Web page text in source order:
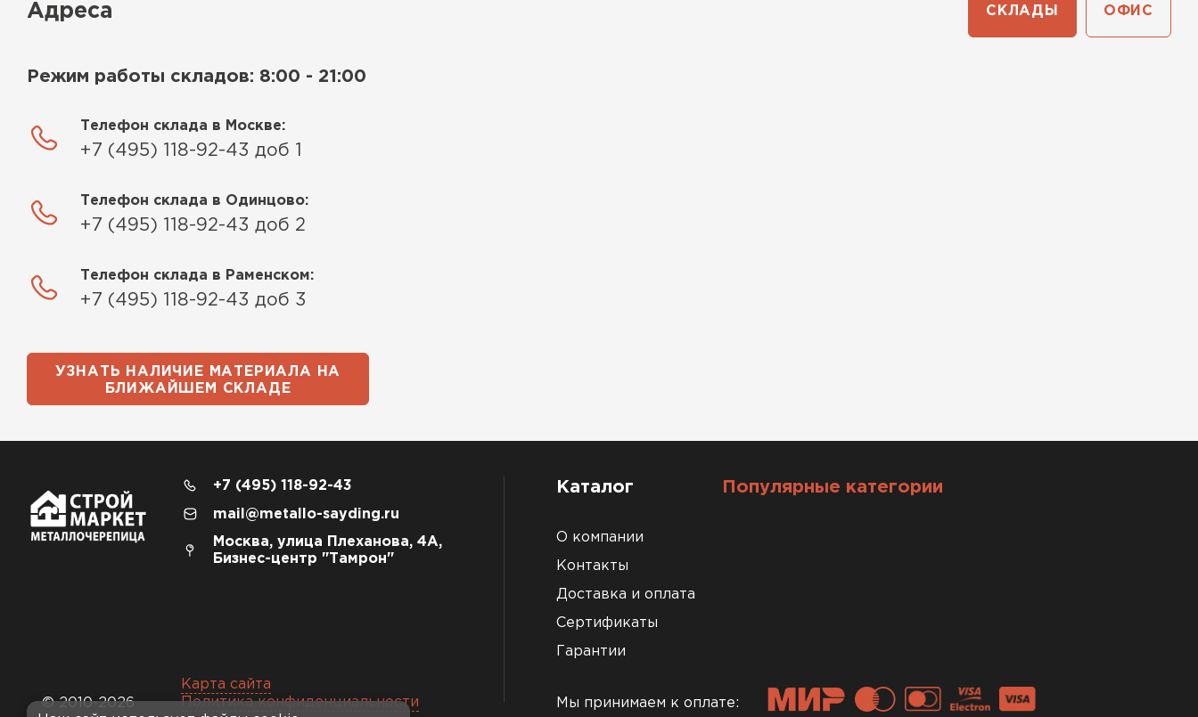
Адреса СКЛАДЫ ОФИС
Режим работы складов: 8:00 - 21:00
Телефон склада в Москве:
+7 (495) 118-92-43 доб 1
Телефон склада в Одинцово:
+7 (495) 118-92-43 доб 2
Телефон склада в Раменском:
+7 (495) 118-92-43 доб 3
УЗНАТЬ НАЛИЧИЕ МАТЕРИАЛА НА
БЛИЖАЙШЕМ СКЛАДЕ
© 2010-2026
+7 (495) 118-92-43
mail@metallo-sayding.ru
Москва, улица Плеханова, 4А,
Бизнес-центр "Тамрон"
Карта сайта
Политика конфиденциальности
Каталог
О компании
Контакты
Доставка и оплата
Сертификаты
Гарантии
Популярные категории
Мы принимаем к оплате: